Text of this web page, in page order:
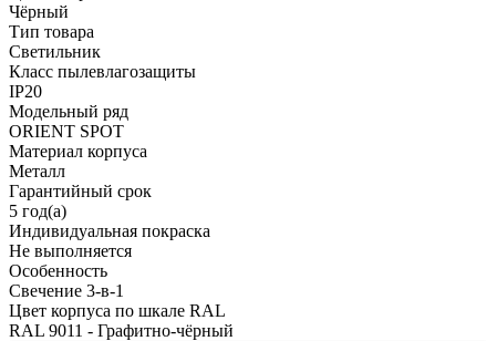
Чёрный
Тип товара
Светильник
Класс пылевлагозащиты
IP20
Модельный ряд
ORIENT SPOT
Материал корпуса
Металл
Гарантийный срок
5 год(а)
Индивидуальная покраска
Не выполняется
Особенность
Свечение 3-в-1
Цвет корпуса по шкале RAL
RAL 9011 - Графитно-чёрный